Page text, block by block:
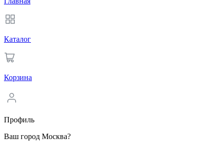
Каталог
Корзина
Профиль
Ваш город Москва?